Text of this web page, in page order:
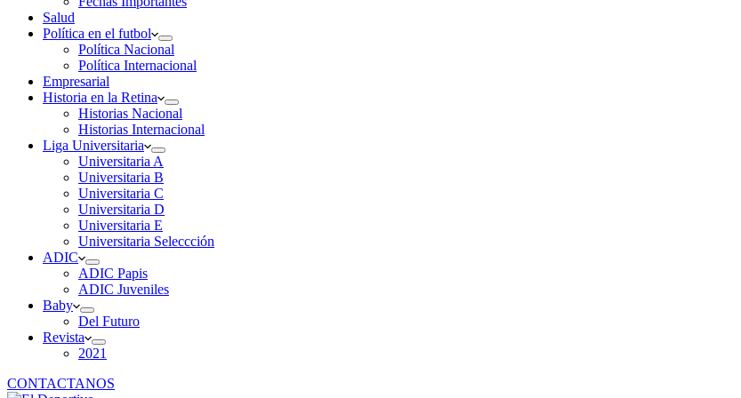
Salud
Política en el futbol
Política Nacional
Política Internacional
Empresarial
Historia en la Retina
Historias Nacional
Historias Internacional
Liga Universitaria
Universitaria A
Universitaria B
Universitaria C
Universitaria D
Universitaria E
Universitaria Seleccción
ADIC
ADIC Papis
ADIC Juveniles
Baby
Del Futuro
Revista
2021
CONTACTANOS